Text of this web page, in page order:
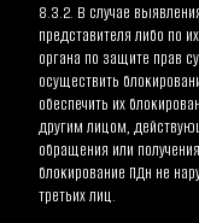
8.3.2. В случае
представителя либо по
органа по защите прав
осуществить
обеспечить их
другим лицом,
обращения или
блокирование ПДн не
третьих лиц.